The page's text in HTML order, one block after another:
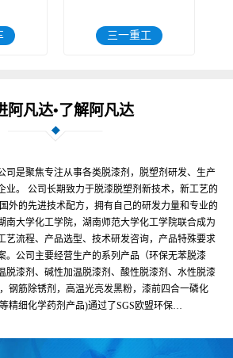
三一重工
阿凡达•了解阿凡达
司是聚焦专注从事各类脱漆剂，脱塑剂研发、生产
业。 公司长期致力于脱漆脱塑剂新技术，新工艺的
外的先进技术配方，拥有自己的研发力量和专业的
南大学化工学院，湖南师范大学化工学院联合成为
艺流程、产品选型、技术研发咨询，产品特殊要求
。公司主要经营生产的系列产品（环保无苯脱漆
脱漆剂、碱性加温脱漆剂、酸性脱漆剂、水性脱漆
钢筋除锈剂，高温光亮发黑粉，漆前四合一磷化
精细化学药剂产品)通过了SGS欧盟环保…